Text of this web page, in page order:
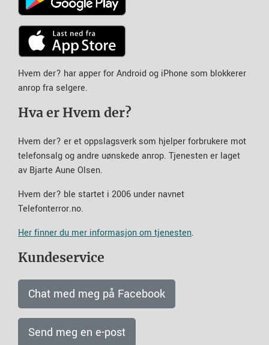
Hvem der? har apper for Android og iPhone som blokkerer
anrop fra selgere.
Hva er Hvem der?
Hvem der? er et oppslagsverk som hjelper forbrukere mot
telefonsalg og andre uønskede anrop. Tjenesten er laget
av Bjarte Aune Olsen.
Hvem der? ble startet i 2006 under navnet
Telefonterror.no.
Her finner du mer informasjon om tjenesten.
Kundeservice
Chat med meg på Facebook
Send meg en e-post